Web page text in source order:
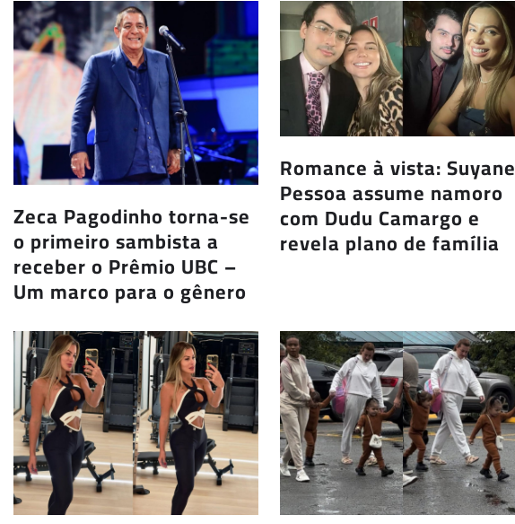
Zeca Pagodinho torna-se
o primeiro sambista a
receber o Prêmio UBC –
Um marco para o gênero
Romance à vista: Suyane
Pessoa assume namoro
com Dudu Camargo e
revela plano de família